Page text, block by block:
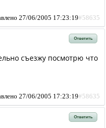
27/06/2005 17:23:19#58635
Ответить
съезжу посмотрю что
27/06/2005 17:23:19#58635
Ответить